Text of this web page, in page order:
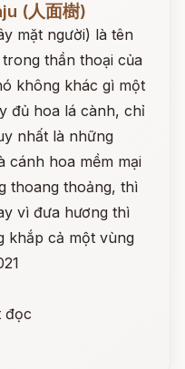
(人面樹)
mặt người) là tên
thần thoại của
không khác gì một
đủ hoa lá cành, chỉ
nhất là những
cánh hoa mềm mại
thoang thoảng, thì
vì đưa hương thì
khắp cả một vùng
đọc